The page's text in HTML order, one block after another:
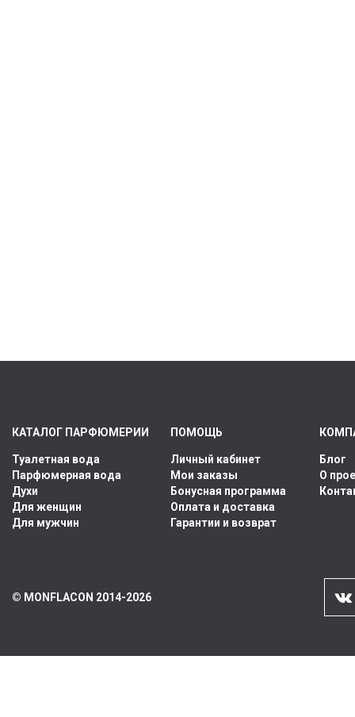
КАТАЛОГ ПАРФЮМЕРИИ
Туалетная вода
Парфюмерная вода
Духи
Для женщин
Для мужчин
© MONFLACON 2014-2026
ПОМОЩЬ
Личный кабинет
Мои заказы
Бонусная программа
Оплата и доставка
Гарантии и возврат
Блог
О